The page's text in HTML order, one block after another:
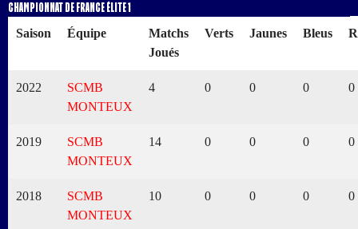
Championnat de France Élite 1
Saison Équipe
Matchs
Joués
Verts Jaunes Bleus
2022
SCMB
MONTEUX
4 0 0 0 0
2019
SCMB
MONTEUX
14 0 0 0 0
2018
SCMB
MONTEUX
10 0 0 0 0